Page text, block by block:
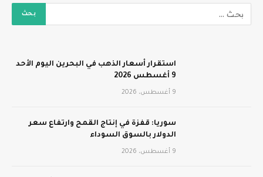
استقرار أسعار الذهب في البحرين اليوم الأحد
9 أغسطس 2026
9 أغسطس، 2026
سوريا: قفزة في إنتاج القمح وارتفاع سعر
الدولار بالسوق السوداء
9 أغسطس، 2026